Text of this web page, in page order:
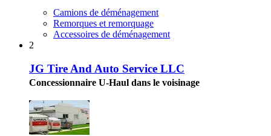
Camions de déménagement
Remorques et remorquage
Accessoires de déménagement
2
JG Tire And Auto Service LLC
Concessionnaire U-Haul dans le voisinage